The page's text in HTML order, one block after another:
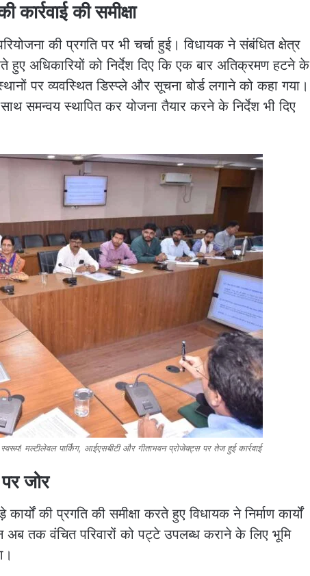
की समीक्षा
की प्रगति पर भी चर्चा हुई। विधायक ने संबंधित क्षेत्र
हुए अधिकारियों को निर्देश दिए कि एक बार अतिक्रमण हटने के
पर व्यवस्थित डिस्प्ले और सूचना बोर्ड लगाने को कहा गया।
समन्वय स्थापित कर योजना तैयार करने के निर्देश भी दिए
मल्टीलेवल पार्किंग, आईएसबीटी और गीताभवन प्रोजेक्ट्स पर तेज हुई कार्रवाई
जोर
की प्रगति की समीक्षा करते हुए विधायक ने निर्माण कार्यों
अब तक वंचित परिवारों को पट्टे उपलब्ध कराने के लिए भूमि